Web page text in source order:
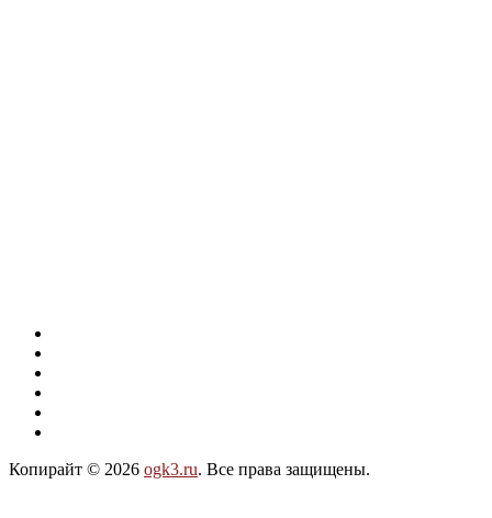
Копирайт © 2026 ogk3.ru. Все права защищены.